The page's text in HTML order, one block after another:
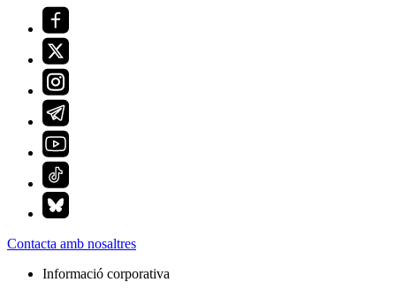
Contacta amb nosaltres
Informació corporativa